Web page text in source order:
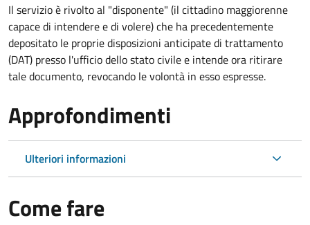
Il servizio è rivolto al "disponente" (il cittadino maggiorenne
capace di intendere e di volere) che ha precedentemente
depositato le proprie disposizioni anticipate di trattamento
(DAT) presso l'ufficio dello stato civile e intende ora ritirare
tale documento, revocando le volontà in esso espresse.
Approfondimenti
Ulteriori informazioni
Come fare